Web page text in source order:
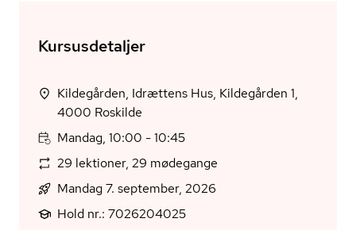
Kursusdetaljer
Kildegården, Idrættens Hus, Kildegården 1,
4000 Roskilde
Mandag, 10:00 - 10:45
29 lektioner, 29 mødegange
Mandag 7. september, 2026
Hold nr.: 7026204025